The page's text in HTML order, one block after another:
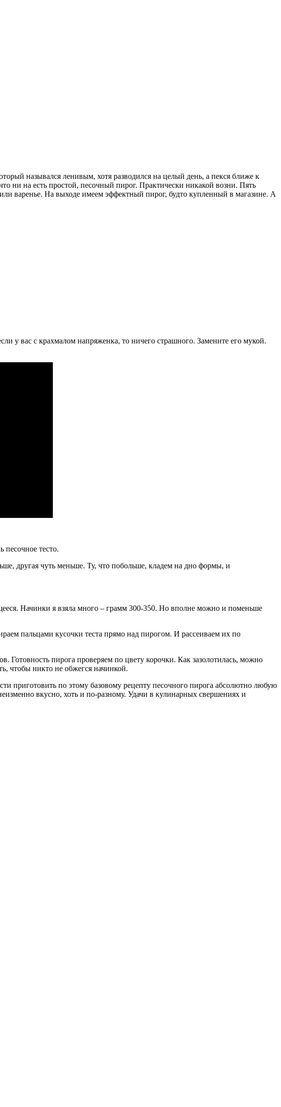
назывался ленивым, хотя разводился на целый день, а пекся ближе к
ни на есть простой, песочный пирог. Практически никакой возни. Пять
варенье. На выходе имеем эффектный пирог, будто купленный в магазине. А
у вас с крахмалом напряженка, то ничего страшного. Замените его мукой.
песочное тесто.
другая чуть меньше. Ту, что побольше, кладем на дно формы, и
Начинки я взяла много – грамм 300-350. Но вполне можно и поменьше
пальцами кусочки теста прямо над пирогом. И рассеиваем их по
Готовность пирога проверяем по цвету корочки. Как зазолотилась, можно
чтобы никто не обжегся начинкой.
приготовить по этому базовому рецепту песочного пирога абсолютно любую
вкусно, хоть и по-разному. Удачи в кулинарных свершениях и